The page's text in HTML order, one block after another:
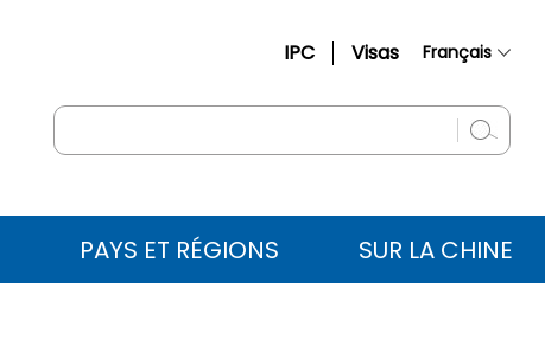
IPC Visas Français
English
عربي
PAYS ET RÉGIONS SUR LA CHINE